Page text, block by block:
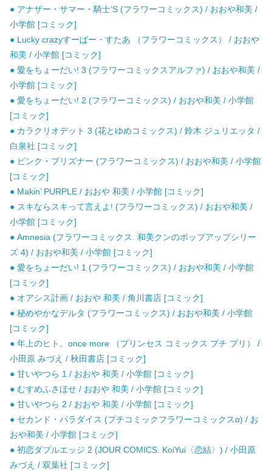
● アナザー・サマー・騎士’S (フラワーコミックス) / おおや和美 /
小学館 [コミック]
● Lucky crazyすーぱー・すたあ （フラワーコミックス） / おおや
和美 / 小学館 [コミック]
● 愛をちょーだい! 3 (フラワーコミックスアルファ) / おおや和美 /
小学館 [コミック]
● 愛をちょーだい! 2 (フラワーコミックス) / おおや和美 / 小学館
[コミック]
● カラクリオデット 3 (花とゆめコミックス) / 鈴木 ジュリエッタ /
白泉社 [コミック]
● ピンク・プリズナー (フラワーコミックス) / おおや和美 / 小学館
[コミック]
● Makin’ PURPLE / おおや 和美 / 小学館 [コミック]
● スキならスキって言えよ! (フラワーコミックス) / おおや和美 /
小学館 [コミック]
● Amnesia (フラワーコミックス. 和美クンのポップアップシリー
ズ 4) / おおや和美 / 小学館 [コミック]
● 愛をちょーだい! 1 (フラワーコミックス) / おおや和美 / 小学館
[コミック]
● オアシス計画 / おおや 和美 / 角川書店 [コミック]
● 秘めやかなデルタ (フラワーコミックス) / おおや和美 / 小学館
[コミック]
● 年上のヒト。once more （プリンセス コミックス プチ プリ） /
小田原 みづえ / 秋田書店 [コミック]
● 甘いやつら 1 / おおや 和美 / 小学館 [コミック]
● むすめふさほせ / おおや 和美 / 小学館 [コミック]
● 甘いやつら 2 / おおや 和美 / 小学館 [コミック]
● セカンド・パラダイス (プチコミックフラワーコミックスα) / お
おや和美 / 小学館 [コミック]
● 初恋ダブルエッジ 2 (JOUR COMICS. KoiYui〈恋結〉) / 小田原
みづえ / 双葉社 [コミック]